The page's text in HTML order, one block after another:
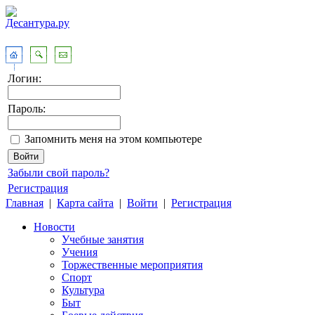
Логин:
Пароль:
Запомнить меня на этом компьютере
Забыли свой пароль?
Регистрация
Главная | Карта сайта | Войти | Регистрация
Новости
Учебные занятия
Учения
Торжественные мероприятия
Спорт
Культура
Быт